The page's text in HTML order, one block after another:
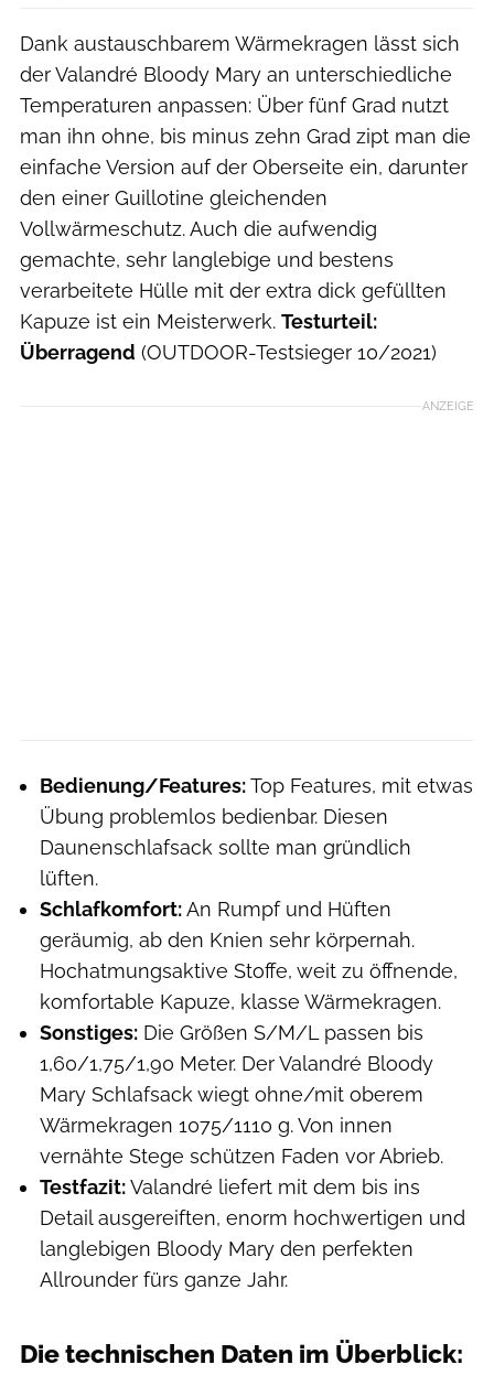
Dank austauschbarem Wärmekragen lässt sich
der Valandré Bloody Mary an unterschiedliche
Temperaturen anpassen: Über fünf Grad nutzt
man ihn ohne, bis minus zehn Grad zipt man die
einfache Version auf der Oberseite ein, darunter
den einer Guillotine gleichenden
Vollwärmeschutz. Auch die aufwendig
gemachte, sehr langlebige und bestens
verarbeitete Hülle mit der extra dick gefüllten
Kapuze ist ein Meisterwerk. Testurteil:
Überragend (OUTDOOR-Testsieger 10/2021)
ANZEIGE
Bedienung/Features:Top Features, mit etwas
Übung problemlos bedienbar. Diesen
Daunenschlafsack sollte man gründlich
lüften.
Schlafkomfort:An Rumpf und Hüften
geräumig, ab den Knien sehr körpernah.
Hochatmungsaktive Stoffe, weit zu öffnende,
komfortable Kapuze, klasse Wärmekragen.
Sonstiges: Die Größen S/M/L passen bis
1,60/1,75/1,90 Meter. Der Valandré Bloody
Mary Schlafsack wiegt ohne/mit oberem
Wärmekragen 1075/1110 g. Von innen
vernähte Stege schützen Faden vor Abrieb.
Testfazit:Valandré liefert mit dem bis ins
Detail ausgereiften, enorm hochwertigen und
langlebigen Bloody Mary den perfekten
Allrounder fürs ganze Jahr.
Die technischen Daten im Überblick: